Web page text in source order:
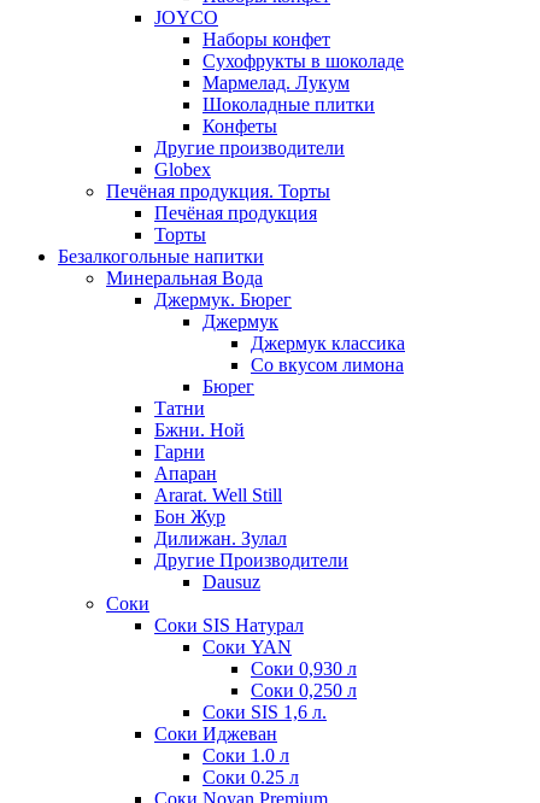
JOYCO
Наборы конфет
Сухофрукты в шоколаде
Мармелад. Лукум
Шоколадные плитки
Конфеты
Другие производители
Globex
Печёная продукция. Торты
Печёная продукция
Торты
Безалкогольные напитки
Минеральная Вода
Джермук. Бюрег
Джермук
Джермук классика
Со вкусом лимона
Бюрег
Татни
Бжни. Ной
Гарни
Апаран
Ararat. Well Still
Бон Жур
Дилижан. Зулал
Другие Производители
Dausuz
Соки
Соки SIS Натурал
Соки YAN
Соки 0,930 л
Соки 0,250 л
Соки SIS 1,6 л.
Соки Иджеван
Соки 1.0 л
Соки 0.25 л
Соки Noyan Premium